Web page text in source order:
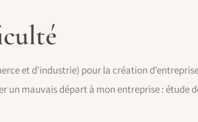
et d'industrie) pour la création
un mauvais départ à mon entreprise : étude